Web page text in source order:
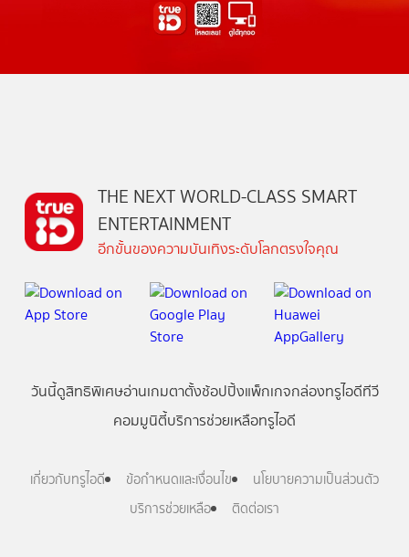
THE NEXT WORLD-CLASS SMART
ENTERTAINMENT
อีกขั้นของความบันเทิงระดับโลกตรงใจคุณ
วันนี้ดูสิทธิพิเศษอ่านเกมตาตั้งช้อปปิ้งแพ็กเกจกล่องทรูไอดีทีวี
คอมมูนิตี้บริการช่วยเหลือทรูไอดี
เกี่ยวกับทรูไอดี ข้อกำหนดและเงื่อนไข
นโยบายความเป็นส่วนตัว
บริการช่วยเหลือ
ติดต่อเรา